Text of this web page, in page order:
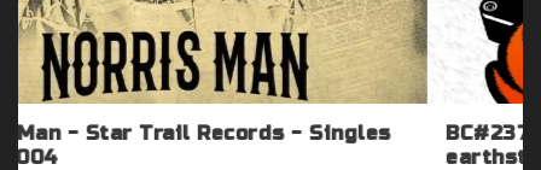
BC#237 “Absolute Blessings” 20 year
earthstrong mixtape